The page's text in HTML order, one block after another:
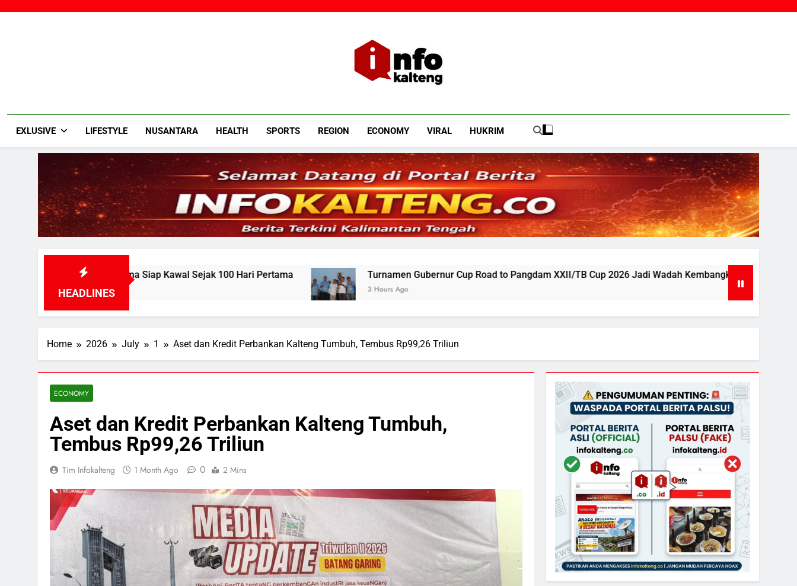
Infokalteng
EXLUSIVE LIFESTYLE NUSANTARA HEALTH SPORTS REGION ECONOMY VIRAL HUKRIM
HEADLINES
Rhama Siap Kawal Sejak 100 Hari Pertama Turnamen Gubernur Cup Road to Pangdam XXII/TB Cup 2026 Jadi Wadah Kembangkan Talenta Muda
3 Hours Ago
Home 2026 July 1 Aset dan Kredit Perbankan Kalteng Tumbuh, Tembus Rp99,26 Triliun
ECONOMY
Aset dan Kredit Perbankan Kalteng Tumbuh,
Tembus Rp99,26 Triliun
Tim Infokalteng 1 Month Ago 0 2 Mins